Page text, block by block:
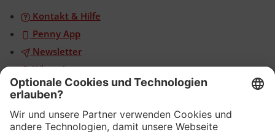
Kontakt & Hilfe
Penny App
Newsletter
WhatsApp
App